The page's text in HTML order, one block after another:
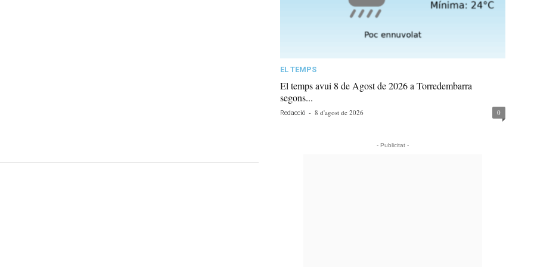
EL TEMPS
El temps avui 8 de Agost de 2026 a Torredembarra
segons...
Redacció - 8 d'agost de 2026 0
- Publicitat -